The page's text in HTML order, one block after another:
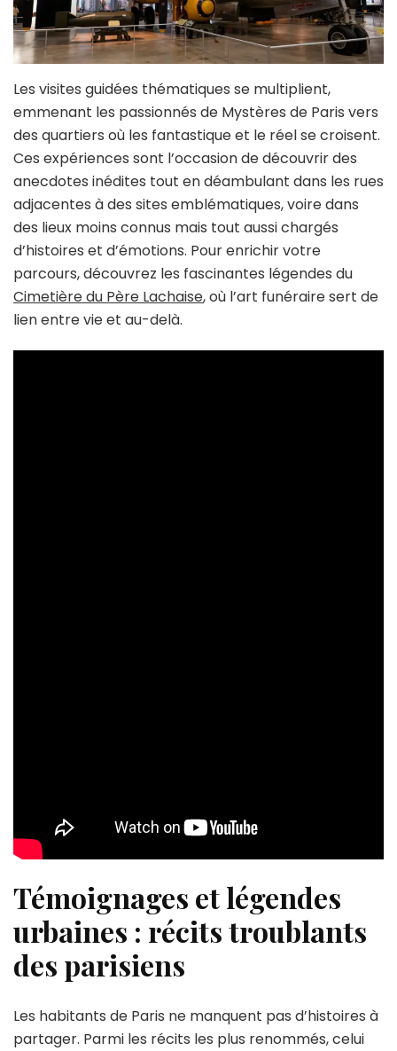
Les visites guidées thématiques se multiplient,
emmenant les passionnés de Mystères de Paris vers
des quartiers où les fantastique et le réel se croisent.
Ces expériences sont l’occasion de découvrir des
anecdotes inédites tout en déambulant dans les rues
adjacentes à des sites emblématiques, voire dans
des lieux moins connus mais tout aussi chargés
d’histoires et d’émotions. Pour enrichir votre
parcours, découvrez les fascinantes légendes du
Cimetière du Père Lachaise, où l’art funéraire sert de
lien entre vie et au-delà.
Témoignages et légendes
urbaines : récits troublants
des parisiens
Les habitants de Paris ne manquent pas d’histoires à
partager. Parmi les récits les plus renommés, celui